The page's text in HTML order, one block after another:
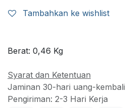
Tambahkan ke wishlist
Berat: 0,46 Kg
Syarat dan Ketentuan
Jaminan 30-hari uang-kembali
Pengiriman: 2-3 Hari Kerja